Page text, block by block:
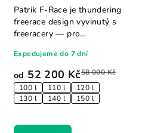
od 52 200 Kč58 000 Kč
100 l 110 l
120 l
130 l
140 l 150 l
Expedujeme do 7 dní
Patrik F-Race je thundering
freerace design vyvinutý s
freeracery — pro